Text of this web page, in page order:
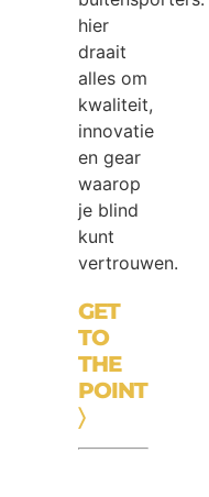
hier
draait
alles om
kwaliteit,
innovatie
en gear
waarop
je blind
kunt
vertrouwen.
GET
TO
THE
POINT
〉